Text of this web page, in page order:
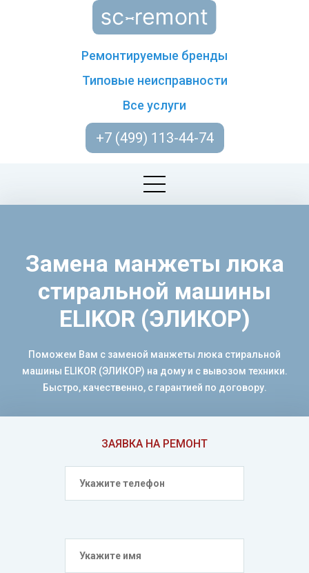
Ремонтируемые бренды
Типовые неисправности
Все услуги
+7 (499) 113-44-74
ЗАЯВКА НА РЕМОНТ
Замена манжеты люка
стиральной машины
ELIKOR (ЭЛИКОР)
Поможем Вам с заменой манжеты люка стиральной
машины ELIKOR (ЭЛИКОР) на дому и с вывозом техники.
Быстро, качественно, с гарантией по договору.